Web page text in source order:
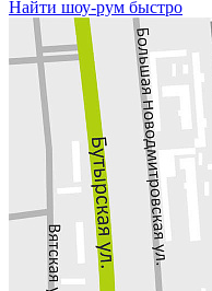
Найти шоу-рум быстро